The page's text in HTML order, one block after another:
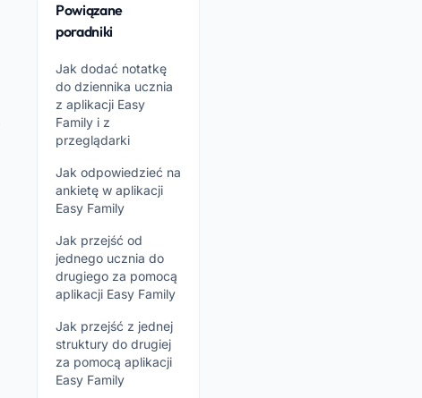
Powiązane
poradniki
Jak dodać notatkę
do dziennika ucznia
z aplikacji Easy
Family i z
przeglądarki
Jak odpowiedzieć na
ankietę w aplikacji
Easy Family
Jak przejść od
jednego ucznia do
drugiego za pomocą
aplikacji Easy Family
Jak przejść z jednej
struktury do drugiej
za pomocą aplikacji
Easy Family